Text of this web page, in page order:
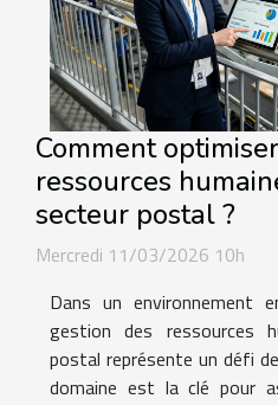
Comment
ressources
secteur postal ?
Mercredi 11/03/2026 10h
Dans un environnement
gestion des ressources
postal représente un défi
domaine est la clé pour